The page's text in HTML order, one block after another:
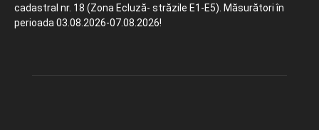
cadastral nr. 18 (Zona Ecluză- străzile E1-E5). Măsurători în
perioada 03.08.2026-07.08.2026!